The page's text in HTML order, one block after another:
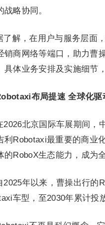
战略协同。
了解，在用户与服务层面
销商网络等端口，助力曹
具体业务安排及实施细节
布局提速 全球化驱
2026北京国际车展期间，
利Robotaxi最重要的商业
的RoboX生态能力，成为
2025年以来，曹操出行的
车型，至2030年累计投